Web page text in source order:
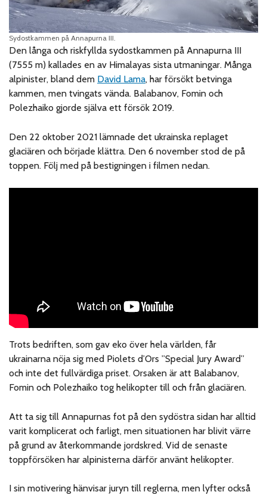
Sydostkammen på Annapurna III.
Den långa och riskfyllda sydostkammen på Annapurna III
(7555 m) kallades en av Himalayas sista utmaningar. Många
alpinister, bland dem David Lama, har försökt betvinga
kammen, men tvingats vända. Balabanov, Fomin och
Polezhaiko gjorde själva ett försök 2019.
Den 22 oktober 2021 lämnade det ukrainska replaget
glaciären och började klättra. Den 6 november stod de på
toppen. Följ med på bestigningen i filmen nedan.
Trots bedriften, som gav eko över hela världen, får
ukrainarna nöja sig med Piolets d’Ors ”Special Jury Award”
och inte det fullvärdiga priset. Orsaken är att Balabanov,
Fomin och Polezhaiko tog helikopter till och från glaciären.
Att ta sig till Annapurnas fot på den sydöstra sidan har alltid
varit komplicerat och farligt, men situationen har blivit värre
på grund av återkommande jordskred. Vid de senaste
toppförsöken har alpinisterna därför använt helikopter.
I sin motivering hänvisar juryn till reglerna, men lyfter också